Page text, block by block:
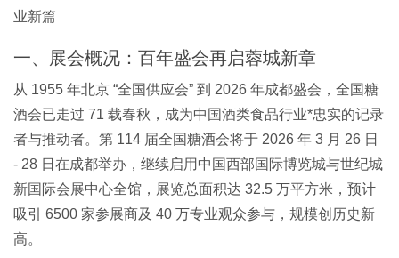
业新篇
一、展会概况：百年盛会再启蓉城新章
从 1955 年北京 “全国供应会” 到 2026 年成都盛会，全国糖
酒会已走过 71 载春秋，成为中国酒类食品行业*忠实的记录
者与推动者。第 114 届全国糖酒会将于 2026 年 3 月 26 日
- 28 日在成都举办，继续启用中国西部国际博览城与世纪城
新国际会展中心全馆，展览总面积达 32.5 万平方米，预计
吸引 6500 家参展商及 40 万专业观众参与，规模创历史新
高。